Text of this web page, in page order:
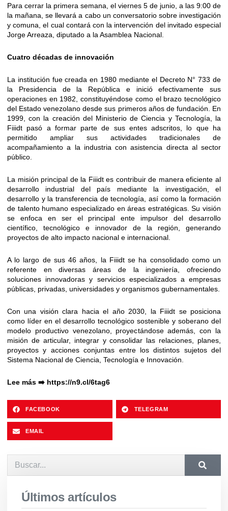
​Para cerrar la primera semana, el viernes 5 de junio, a las 9:00 de
la mañana, se llevará a cabo un conversatorio sobre investigación
y comuna, el cual contará con la intervención del invitado especial
Jorge Arreaza, diputado a la Asamblea Nacional.
​Cuatro décadas de innovación
​La institución fue creada en 1980 mediante el Decreto N° 733 de
la Presidencia de la República e inició efectivamente sus
operaciones en 1982, constituyéndose como el brazo tecnológico
del Estado venezolano desde sus primeros años de fundación. En
1999, con la creación del Ministerio de Ciencia y Tecnología, la
Fiiidt pasó a formar parte de sus entes adscritos, lo que ha
permitido ampliar sus actividades tradicionales de
acompañamiento a la industria con asistencia directa al sector
público.
​La misión principal de la Fiiidt es contribuir de manera eficiente al
desarrollo industrial del país mediante la investigación, el
desarrollo y la transferencia de tecnología, así como la formación
de talento humano especializado en áreas estratégicas. Su visión
se enfoca en ser el principal ente impulsor del desarrollo
científico, tecnológico e innovador de la región, generando
proyectos de alto impacto nacional e internacional.
​A lo largo de sus 46 años, la Fiiidt se ha consolidado como un
referente en diversas áreas de la ingeniería, ofreciendo
soluciones innovadoras y servicios especializados a empresas
públicas, privadas, universidades y organismos gubernamentales.
​Con una visión clara hacia el año 2030, la Fiiidt se posiciona
como líder en el desarrollo tecnológico sostenible y soberano del
modelo productivo venezolano, proyectándose además, con la
misión de articular, integrar y consolidar las relaciones, planes,
proyectos y acciones conjuntas entre los distintos sujetos del
Sistema Nacional de Ciencia, Tecnología e Innovación.
Lee más ➡️ https://n9.cl/6tag6
FACEBOOK TELEGRAM
EMAIL
Últimos artículos